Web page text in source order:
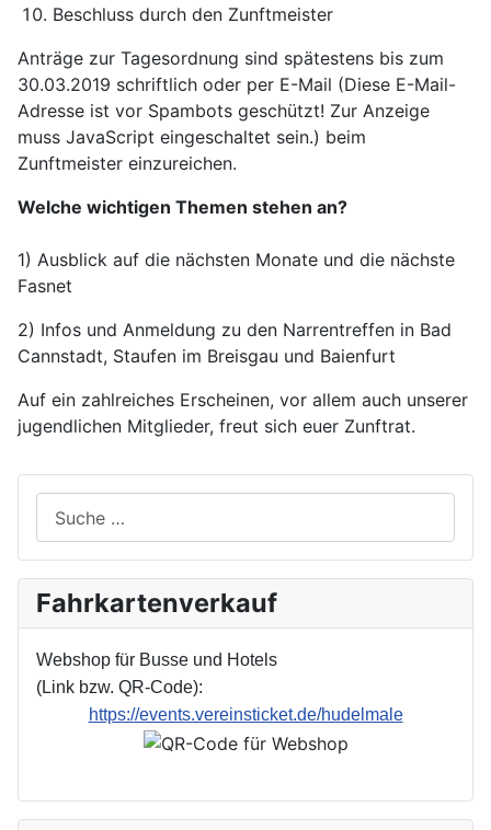
Beschluss durch den Zunftmeister
Anträge zur Tagesordnung sind spätestens bis zum
30.03.2019 schriftlich oder per E-Mail (Diese E-Mail-
Adresse ist vor Spambots geschützt! Zur Anzeige
muss JavaScript eingeschaltet sein.) beim
Zunftmeister einzureichen.
Welche wichtigen Themen stehen an?
1) Ausblick auf die nächsten Monate und die nächste
Fasnet
2) Infos und Anmeldung zu den Narrentreffen in Bad
Cannstadt, Staufen im Breisgau und Baienfurt
Auf ein zahlreiches Erscheinen, vor allem auch unserer
jugendlichen Mitglieder, freut sich euer Zunftrat.
Fahrkartenverkauf
Webshop für Busse und Hotels
(Link bzw. QR-Code):
https://events.vereinsticket.de/hudelmale